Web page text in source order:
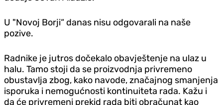
U "Novoj Borji“ danas nisu odgovarali na naše
pozive.
Radnike je jutros dočekalo obavještenje na ulaz u
halu. Tamo stoji da se proizvodnja privremeno
obustavlja zbog, kako navode, značajnog smanjenja
isporuka i nemogućnosti kontinuiteta rada. Kažu i
da će privremeni prekid rada biti obračunat kao